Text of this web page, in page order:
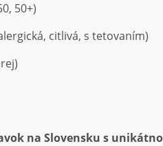
50+)
citlivá, s tetovaním)
na Slovensku s